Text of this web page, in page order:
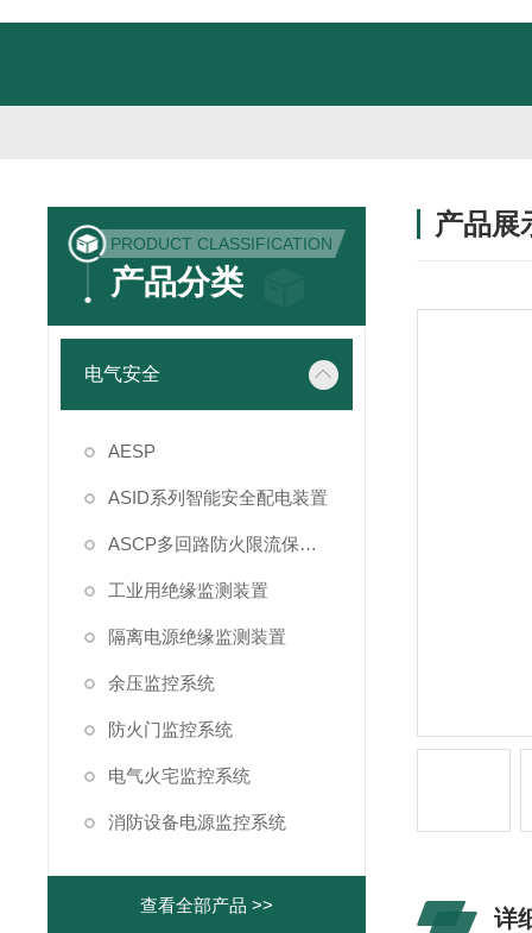
PRODUCT CLASSIFICATION
产品分类
电气安全
AESP
ASID系列智能安全配电装置
ASCP多回路防火限流保护箱
工业用绝缘监测装置
隔离电源绝缘监测装置
余压监控系统
防火门监控系统
电气火宅监控系统
消防设备电源监控系统
查看全部产品 >>
产品展
详